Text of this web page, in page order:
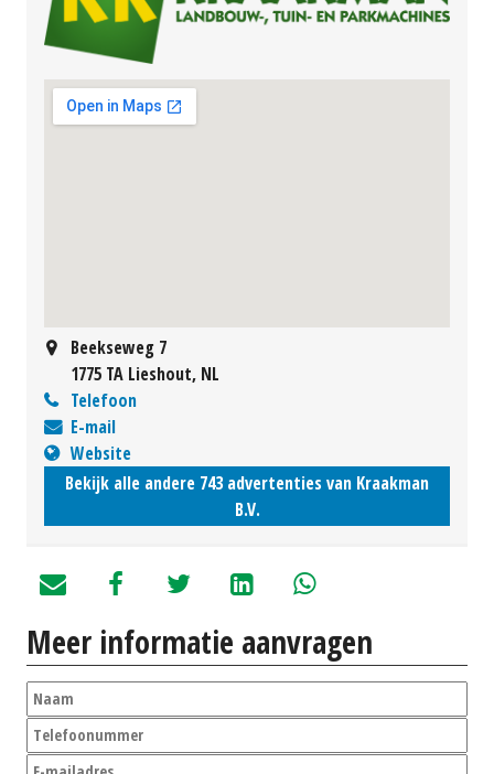
Beekseweg 7
1775 TA Lieshout, NL
Telefoon
E-mail
Website
Bekijk alle andere 743 advertenties van Kraakman
B.V.
Meer informatie aanvragen